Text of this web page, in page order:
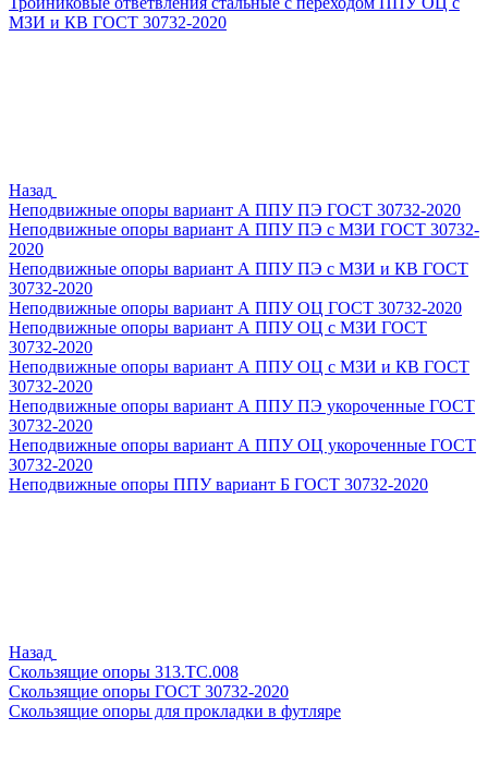
МЗИ и КВ ГОСТ 30732-2020
Назад
Неподвижные опоры вариант А ППУ ПЭ ГОСТ 30732-2020
Неподвижные опоры вариант А ППУ ПЭ с МЗИ ГОСТ 30732-
2020
Неподвижные опоры вариант А ППУ ПЭ с МЗИ и КВ ГОСТ
30732-2020
Неподвижные опоры вариант А ППУ ОЦ ГОСТ 30732-2020
Неподвижные опоры вариант А ППУ ОЦ с МЗИ ГОСТ
30732-2020
Неподвижные опоры вариант А ППУ ОЦ с МЗИ и КВ ГОСТ
30732-2020
Неподвижные опоры вариант А ППУ ПЭ укороченные ГОСТ
30732-2020
Неподвижные опоры вариант А ППУ ОЦ укороченные ГОСТ
30732-2020
Неподвижные опоры ППУ вариант Б ГОСТ 30732-2020
Назад
Скользящие опоры 313.ТС.008
Скользящие опоры ГОСТ 30732-2020
Скользящие опоры для прокладки в футляре